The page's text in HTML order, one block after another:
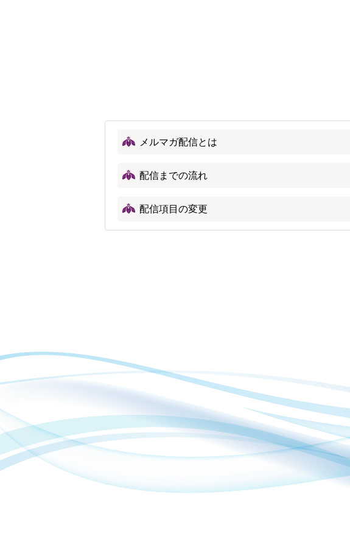
メルマガ配信とは
配信までの流れ
配信項目の変更